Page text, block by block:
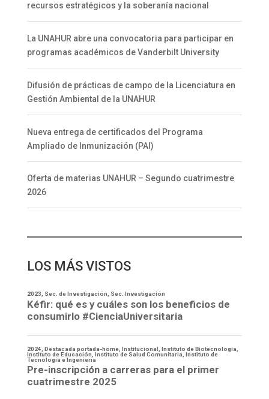
recursos estratégicos y la soberanía nacional
La UNAHUR abre una convocatoria para participar en
programas académicos de Vanderbilt University
Difusión de prácticas de campo de la Licenciatura en
Gestión Ambiental de la UNAHUR
Nueva entrega de certificados del Programa
Ampliado de Inmunización (PAI)
Oferta de materias UNAHUR – Segundo cuatrimestre
2026
LOS MÁS VISTOS